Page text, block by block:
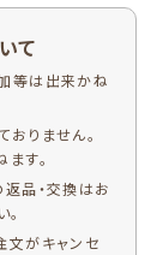
て
等は出来かね
りません。
す。
品・交換はお
文がキャンセ